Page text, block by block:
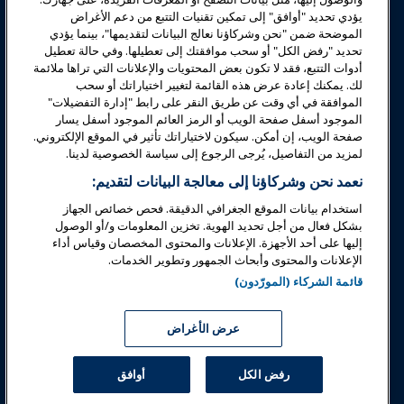
السلامة والأمان
الدعوة
البحوث والتقارير
حول IAAPA
شركاء
Copyright © 2026 الجمعية الدولية للحدائق الترفيهية والمعالم. جميع
الحقوق محفوظة.
سياسة الخصوصية
شروط الخدمة
إشعار الترجمة
إدارة التفضيلات
يؤدي تحديد "أوافق" إلى تمكين تقنيات التتبع من دعم الأغراض
الموضحة ضمن "نحن وشركاؤنا نعالج البيانات لتقديمها"، بينما يؤدي
تحديد "رفض الكل" أو سحب موافقتك إلى تعطيلها. وفي حالة تعطيل
أدوات التتبع، فقد لا تكون بعض المحتويات والإعلانات التي تراها ملائمة
لك. يمكنك إعادة عرض هذه القائمة لتغيير اختياراتك أو سحب
الموافقة في أي وقت عن طريق النقر على رابط "إدارة التفضيلات"
الموجود أسفل صفحة الويب أو الرمز العائم الموجود أسفل يسار
صفحة الويب، إن أمكن. سيكون لاختياراتك تأثير في الموقع الإلكتروني.
لمزيد من التفاصيل، يُرجى الرجوع إلى سياسة الخصوصية لدينا.
نعمد نحن وشركاؤنا إلى معالجة البيانات لتقديم:
استخدام بيانات الموقع الجغرافي الدقيقة. فحص خصائص الجهاز
بشكل فعال من أجل تحديد الهوية. تخزين المعلومات و/أو الوصول
إليها على أحد الأجهزة. الإعلانات والمحتوى المخصصان وقياس أداء
الإعلانات والمحتوى وأبحاث الجمهور وتطوير الخدمات.
قائمة الشركاء (المورّدون)
عرض الأغراض
رفض الكل أوافق